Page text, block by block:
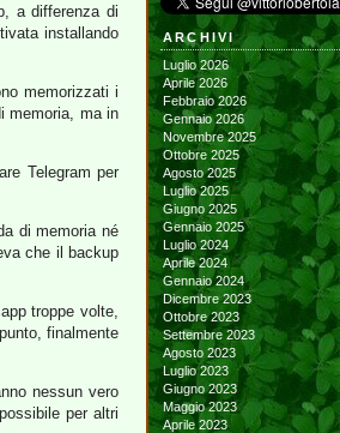
a differenza di
installando
memorizzati i
memoria, ma in
Telegram per
di memoria né
che il backup
troppe volte,
finalmente
nessun vero
per altri
ARCHIVI
Luglio 2026
Aprile 2026
Febbraio 2026
Gennaio 2026
Novembre 2025
Ottobre 2025
Agosto 2025
Luglio 2025
Giugno 2025
Gennaio 2025
Luglio 2024
Aprile 2024
Gennaio 2024
Dicembre 2023
Ottobre 2023
Settembre 2023
Agosto 2023
Luglio 2023
Giugno 2023
Maggio 2023
Aprile 2023